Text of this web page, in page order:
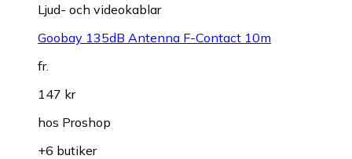
Ljud- och videokablar
Goobay 135dB Antenna F-Contact 10m
fr.
147 kr
hos Proshop
+6 butiker